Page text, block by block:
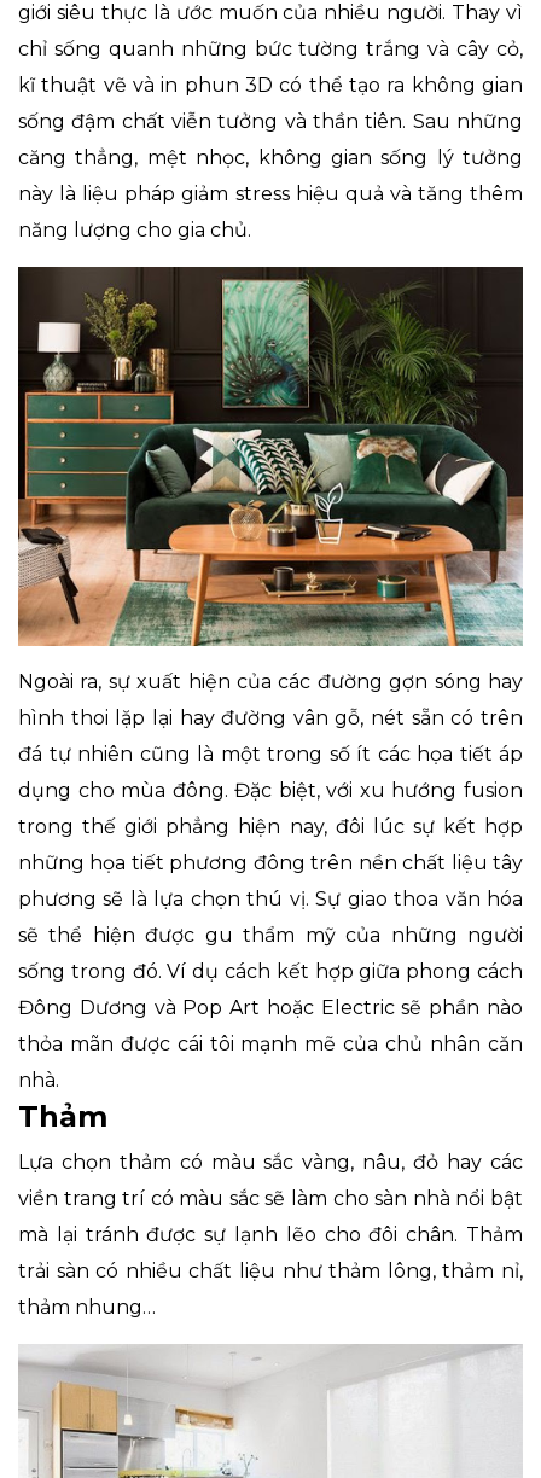
giới siêu thực là ước muốn của nhiều người. Thay vì
chỉ sống quanh những bức tường trắng và cây cỏ,
kĩ thuật vẽ và in phun 3D có thể tạo ra không gian
sống đậm chất viễn tưởng và thần tiên. Sau những
căng thẳng, mệt nhọc, không gian sống lý tưởng
này là liệu pháp giảm stress hiệu quả và tăng thêm
năng lượng cho gia chủ.
Ngoài ra, sự xuất hiện của các đường gợn sóng hay
hình thoi lặp lại hay đường vân gỗ, nét sẵn có trên
đá tự nhiên cũng là một trong số ít các họa tiết áp
dụng cho mùa đông. Đặc biệt, với xu hướng fusion
trong thế giới phẳng hiện nay, đôi lúc sự kết hợp
những họa tiết phương đông trên nền chất liệu tây
phương sẽ là lựa chọn thú vị. Sự giao thoa văn hóa
sẽ thể hiện được gu thẩm mỹ của những người
sống trong đó. Ví dụ cách kết hợp giữa phong cách
Đông Dương và Pop Art hoặc Electric sẽ phần nào
thỏa mãn được cái tôi mạnh mẽ của chủ nhân căn
nhà.
Thảm
Lựa chọn thảm có màu sắc vàng, nâu, đỏ hay các
viền trang trí có màu sắc sẽ làm cho sàn nhà nổi bật
mà lại tránh được sự lạnh lẽo cho đôi chân. Thảm
trải sàn có nhiều chất liệu như thảm lông, thảm nỉ,
thảm nhung…